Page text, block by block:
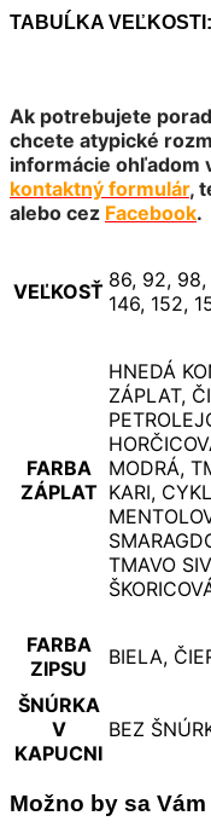
TABUĹKA VEĽKOSTI:
Ak potrebujete
chcete atypické
informácie ohľadom
kontaktný formulár,
alebo cez Facebook.
VEĽKOSŤ 86, 92, 98,
146, 152,
FARBA
ZÁPLAT
HNEDÁ
ZÁPLAT,
MODRÁ,
KARI,
TMAVO
FARBA
ZIPSU
BIELA,
ŠNÚRKA
V
KAPUCNI
BEZ
Možno by sa